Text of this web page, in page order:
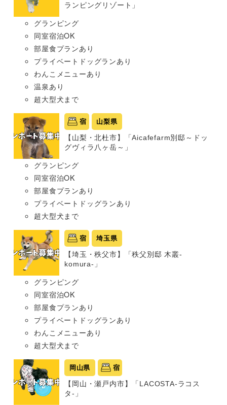
ランピングリゾート」
グランピング
同室宿泊OK
部屋食プランあり
プライベートドッグランあり
わんこメニューあり
温泉あり
超大型犬まで
宿 山梨県
【山梨・北杜市】「Aicafefarm別邸～ドッ
グヴィラ八ヶ岳～」
グランピング
同室宿泊OK
部屋食プランあり
プライベートドッグランあり
超大型犬まで
宿 埼玉県
【埼玉・秩父市】「秩父別邸 木叢-
komura-」
グランピング
同室宿泊OK
部屋食プランあり
プライベートドッグランあり
わんこメニューあり
超大型犬まで
岡山県 宿
【岡山・瀬戸内市】「LACOSTA-ラコス
タ-」